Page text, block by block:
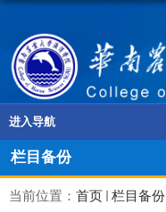
进入导航
栏目备份
当前位置： 首页 栏目备份